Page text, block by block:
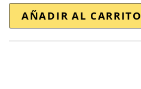
AÑADIR AL CARRITO